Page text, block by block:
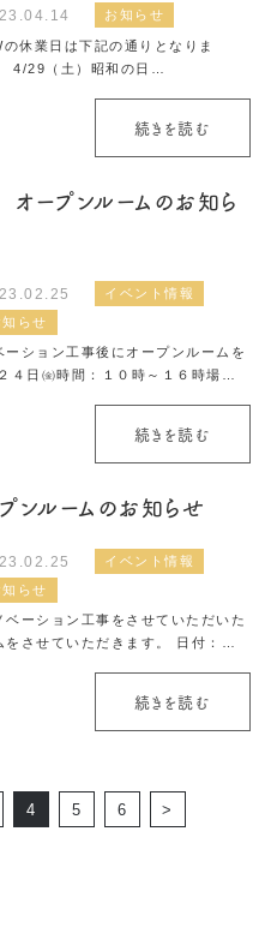
お知らせ
の休業日は下記の通りとなりま
4/29（土）昭和の日
日曜日祝日以外は通常通り営業とな
すのでよろしくお願い致します...
続きを読む
ープンルームのお知ら
イベント情報
知らせ
ション工事後にオープンルームを
４日㈮時間：１０時～１６時場
続きを読む
ンルームのお知らせ
イベント情報
知らせ
ーション工事をさせていただいた
させていただきます。 日付：３
続きを読む
4 5 6 >